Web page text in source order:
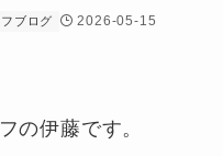
ブログ 2026-05-15
の伊藤です。